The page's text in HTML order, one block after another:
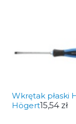
Wkrętak płaski
Högert15,54 zł